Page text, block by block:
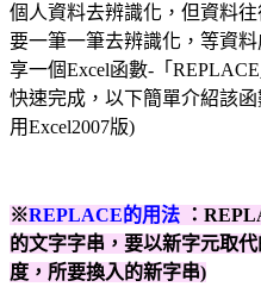
個人資料去辨識化，但資料
要一筆一筆去辨識化，等資
享一個Excel函數-「
快速完成，以下簡單介紹該
用Excel2007版)
※REPLACE的用法 ：
的文字字串，要以新字元取
度，所要換入的新字串)